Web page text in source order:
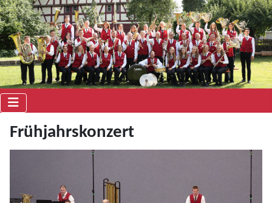
Frühjahrskonzert